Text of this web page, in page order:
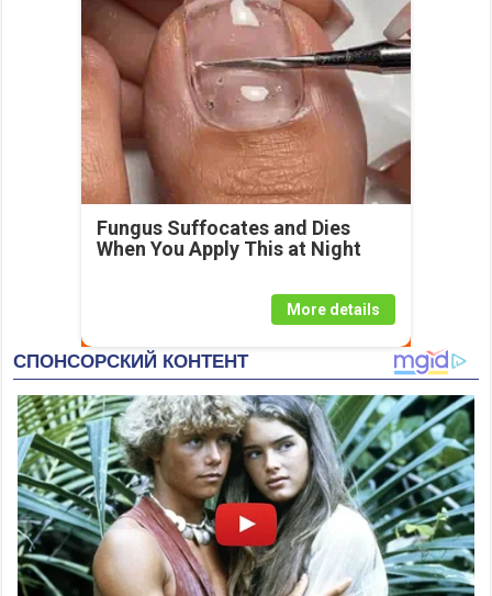
Fungus Suffocates and Dies
When You Apply This at Night
More details